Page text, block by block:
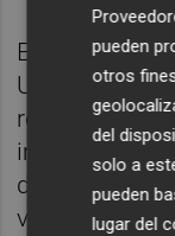
En esos años
Universidad
recogía
impartían,
de
valencianas.
pueden
otros
del
solo a
pueden
lugar del